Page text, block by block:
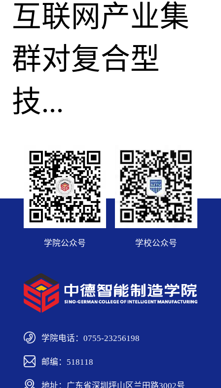
互联网产业集
群对复合型
技...
学院公众号 学校公众号
学院电话：0755-23256198
邮编：518118
地址：广东省深圳坪山区兰田路3002号